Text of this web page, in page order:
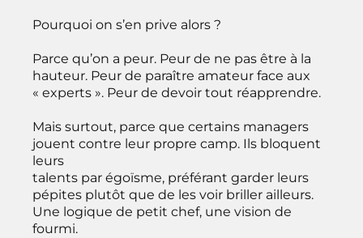
Pourquoi on s’en prive alors ?
Parce qu’on a peur. Peur de ne pas être à la
hauteur. Peur de paraître amateur face aux
« experts ». Peur de devoir tout réapprendre.
Mais surtout, parce que certains managers
jouent contre leur propre camp. Ils bloquent
leurs
talents par égoïsme, préférant garder leurs
pépites plutôt que de les voir briller ailleurs.
Une logique de petit chef, une vision de
fourmi.